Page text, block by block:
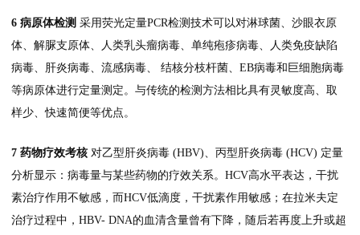
6 病原体检测采用荧光定量PCR检测技术可以对淋球菌、沙眼衣原
体、解脲支原体、人类乳头瘤病毒、单纯疱疹病毒、人类免疫缺陷
病毒、肝炎病毒、流感病毒、 结核分枝杆菌、EB病毒和巨细胞病毒
等病原体进行定量测定。与传统的检测方法相比具有灵敏度高、取
样少、快速简便等优点。
7 药物疗效考核 对乙型肝炎病毒 (HBV)、丙型肝炎病毒 (HCV) 定量
分析显示：病毒量与某些药物的疗效关系。HCV高水平表达，干扰
素治疗作用不敏感，而HCV低滴度，干扰素作用敏感；在拉米夫定
治疗过程中，HBV- DNA的血清含量曾有下降，随后若再度上升或超